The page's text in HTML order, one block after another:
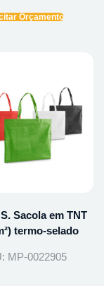
Orçamento
Sacola em TNT
termo-selado
MP-0022905